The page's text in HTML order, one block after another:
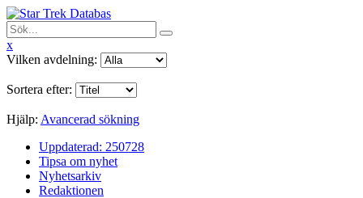
x
Vilken avdelning:
Sortera efter:
Hjälp: Avancerad sökning
Uppdaterad: 250728
Tipsa om nyhet
Nyhetsarkiv
Redaktionen